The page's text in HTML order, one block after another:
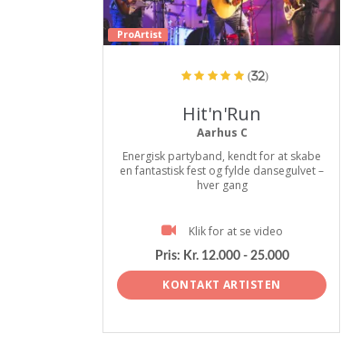
ProArtist
(32)
Hit'n'Run
Aarhus C
Energisk partyband, kendt for at skabe
en fantastisk fest og fylde dansegulvet –
hver gang
Klik for at se video
Pris: Kr. 12.000 - 25.000
KONTAKT ARTISTEN